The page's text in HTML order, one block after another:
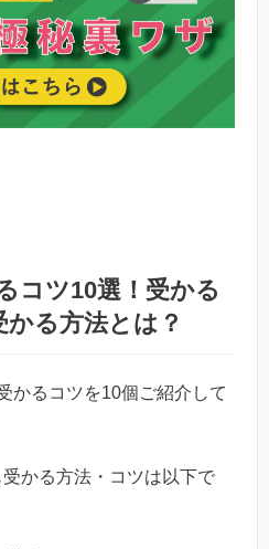
コツ10選！受かる
る方法とは？
かるコツを10個ご紹介して
かる方法・コツは以下で